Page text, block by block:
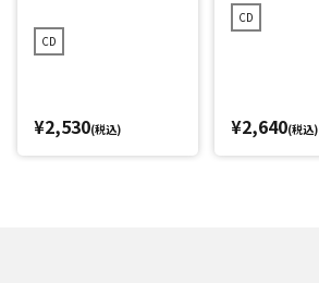
CD
¥2,530(税込)
CD
¥2,640(税込)